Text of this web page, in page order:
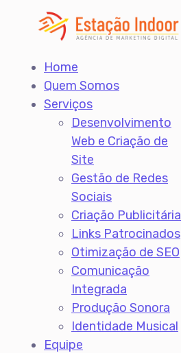
Home
Quem Somos
Serviços
Desenvolvimento
Web e Criação de
Site
Gestão de Redes
Sociais
Criação Publicitária
Links Patrocinados
Otimização de SEO
Comunicação
Integrada
Produção Sonora
Identidade Musical
Equipe